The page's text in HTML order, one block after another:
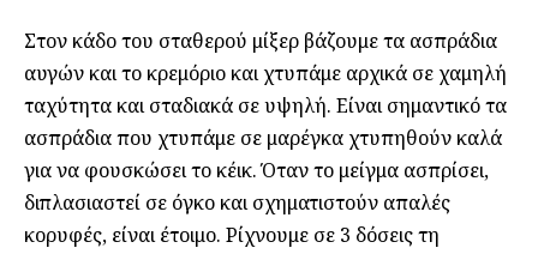
Στον κάδο του σταθερού μίξερ βάζουμε τα ασπράδια
αυγών και το κρεμόριο και χτυπάμε αρχικά σε χαμηλή
ταχύτητα και σταδιακά σε υψηλή. Είναι σημαντικό τα
ασπράδια που χτυπάμε σε μαρέγκα χτυπηθούν καλά
για να φουσκώσει το κέικ. Όταν το μείγμα ασπρίσει,
διπλασιαστεί σε όγκο και σχηματιστούν απαλές
κορυφές, είναι έτοιμο. Ρίχνουμε σε 3 δόσεις τη